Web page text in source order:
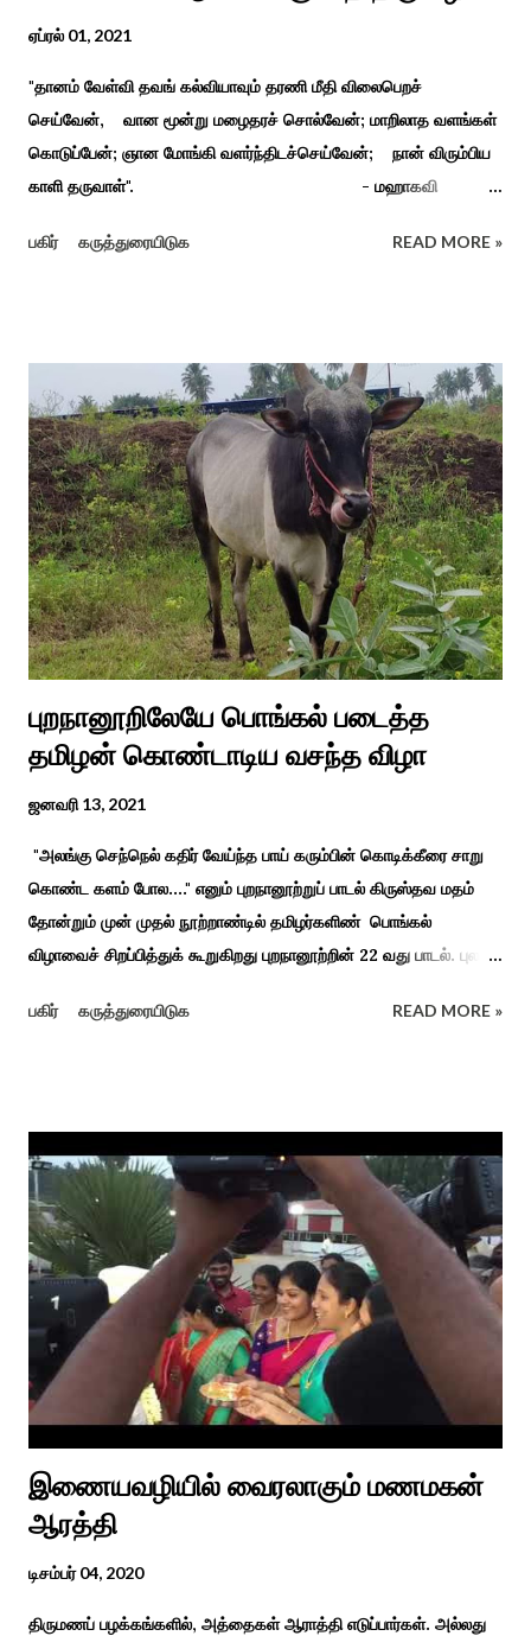
ஏப்ரல் 01, 2021
"தானம் வேள்வி தவங் கல்வியாவும் தரணி மீதி விலைபெறச்
செய்வேன், வான மூன்று மழைதரச் சொல்வேன்; மாறிலாத வளங்கள்
கொடுப்பேன்; ஞான மோங்கி வளர்ந்திடச்செய்வேன்; நான் விரும்பிய
காளி தருவாள்". - மஹாகவி
கொல்லங்குடி கிராம பக்தரின் கனவில் அய்யனார் தோன்றி
எடுத்த அய்யனார் என“வெட்டுடைய அய்யனார்“ நாமம் கோவில்
அமைத்து பூஜித்தனர். ஆங்கிலேய கிழக்கிந்திய ஆட்சியில் சிவகங்கை
இரண்டாம் மன்னர் முத்துவடுகநாதத் தேவர் ஆங்கிலேயரை எதிர்க்க
அவர்களால் காளையார் கோவிலில் இரண்டாம் மனைவி கௌரி
நாச்சியாருடன் கொல்லபட்டார். அவரது முதல் மனைவி
வேலுநாச்சியார...
பகிர் கருத்துரையிடுக READ MORE »
புறநானூறிலேயே பொங்கல் படைத்த
தமிழன் கொண்டாடிய வசந்த விழா
ஜனவரி 13, 2021
"அலங்கு செந்நெல் கதிர் வேய்ந்த பாய் கரும்பின் கொடிக்கீரை சாறு
கொண்ட களம் போல...." எனும் புறநானூற்றுப் பாடல் கிருஸ்தவ மதம்
தோன்றும் முன் முதல் நூற்றாண்டில் தமிழர்களிண் பொங்கல்
விழாவைச் சிறப்பித்துக் கூறுகிறது புறநானூற்றின் 22 வது பாடல். புலவர்
பொங்கல் விழாவை விவரிக்கிறார். நற்றிணை, குறுந்தொகை,
சங்க இலக்கியங்களுக்கு பின் காலகட்டத்திலும் 'புதுக்கலத்து எழுந்த
தீம்பால் பொங்கல்' என சிறப்பிக்கும் சீவக சிந்தாமணி. காலங்கள்
தோறும் தமிழர்களின் வாழ்வியல் அங்கமாக உள்ள பொங்கல் விழாவில்
தமிழர்கள் சொந்த பிள்ளைகளைப் போல கால்நடைகளை வளர்த்துப்
போற்றி உடன் விளையாடி மகிழ்வதும் இயற்கையுடன் இணைந்த
இயந்திரம் இல்லாத கால வாழ்க்கை முறையாகும். தொடர்ந்து உற்றார்
உறவுகளைக் கண்டு மகிழும் காணும் பொங்கல் இயற்கை, வாழ்வியல்
முறை, உறவுகள் சார்ந்த உயிர்ப்பான ...
பகிர் கருத்துரையிடுக READ MORE »
இணையவழியில் வைரலாகும் மணமகன்
ஆரத்தி
டிசம்பர் 04, 2020
திருமணப் பழக்கங்களில், அத்தைகள் ஆராத்தி எடுப்பார்கள். அல்லது